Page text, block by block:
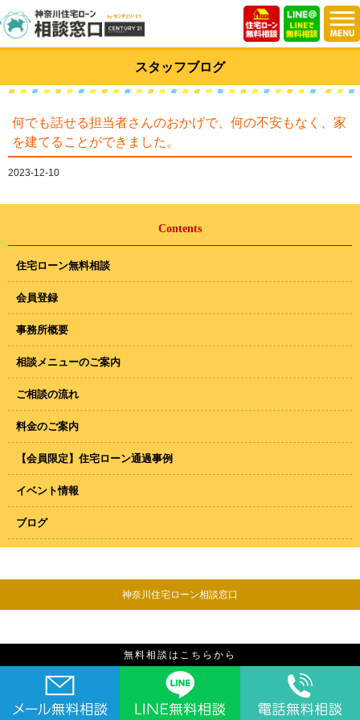
スタッフブログ
何でも話せる担当者さんのおかげで、何の不安もなく、家
を建てることができました。
2023-12-10
Contents
住宅ローン無料相談
会員登録
事務所概要
相談メニューのご案内
ご相談の流れ
料金のご案内
【会員限定】住宅ローン通過事例
イベント情報
ブログ
神奈川住宅ローン相談窓口
無料相談はこちらから